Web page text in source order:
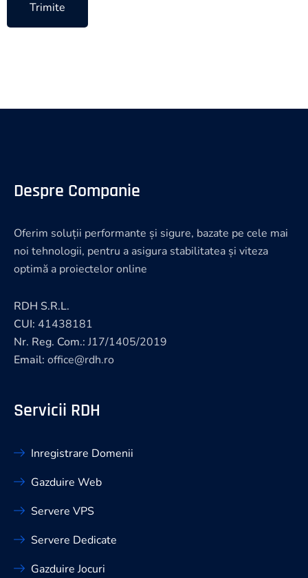
Despre Companie
Oferim soluții performante și sigure, bazate pe cele mai
noi tehnologii, pentru a asigura stabilitatea și viteza
optimă a proiectelor online
RDH S.R.L.
CUI: 41438181
Nr. Reg. Com.: J17/1405/2019
Email: office@rdh.ro
Servicii RDH
Inregistrare Domenii
Gazduire Web
Servere VPS
Servere Dedicate
Gazduire Jocuri